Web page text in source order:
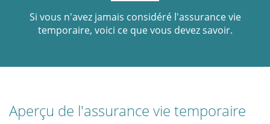
Si vous n'avez jamais considéré l'assurance vie
temporaire, voici ce que vous devez savoir.
Aperçu de l'assurance vie temporaire